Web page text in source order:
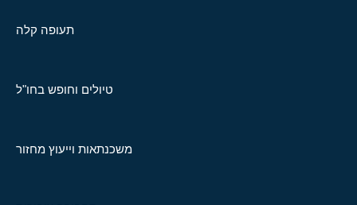
תעופה קלה
טיולים וחופש בחו"ל
משכנתאות וייעוץ מחזור